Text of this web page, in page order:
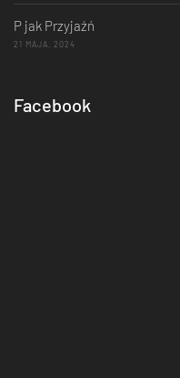
P jak Przyjaźń
21 MAJA, 2024
Facebook